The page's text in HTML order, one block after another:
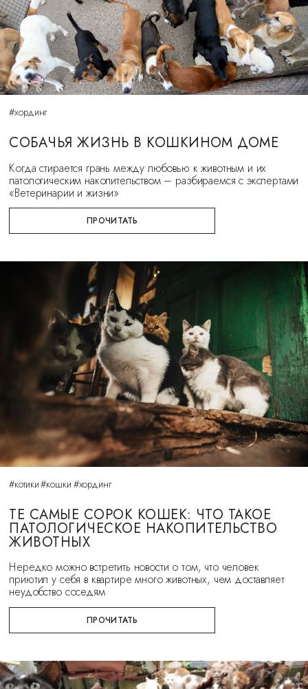
СОБАЧЬЯ ЖИЗНЬ В КОШКИНОМ ДОМЕ
Когда стирается грань между любовью к животным и их
патологическим накопительством – разбираемся с экспертами
«Ветеринарии и жизни»
ПРОЧИТАТЬ
#хординг
ТЕ САМЫЕ СОРОК КОШЕК: ЧТО ТАКОЕ
ПАТОЛОГИЧЕСКОЕ НАКОПИТЕЛЬСТВО
ЖИВОТНЫХ
Нередко можно встретить новости о том, что человек
приютил у себя в квартире много животных, чем доставляет
неудобство соседям
ПРОЧИТАТЬ
#котики#кошки #хординг